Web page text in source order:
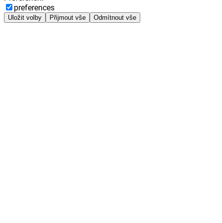
preferences
Uložit volby Přijmout vše Odmítnout vše